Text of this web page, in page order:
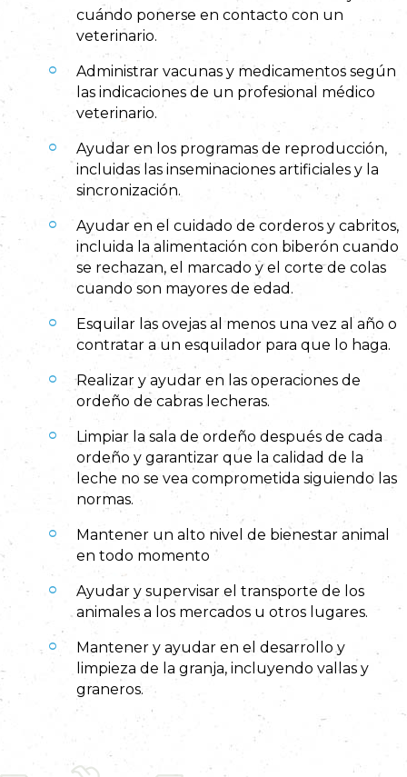
cuándo ponerse en contacto con un
veterinario.
Administrar vacunas y medicamentos según
las indicaciones de un profesional médico
veterinario.
Ayudar en los programas de reproducción,
incluidas las inseminaciones artificiales y la
sincronización.
Ayudar en el cuidado de corderos y cabritos,
incluida la alimentación con biberón cuando
se rechazan, el marcado y el corte de colas
cuando son mayores de edad.
Esquilar las ovejas al menos una vez al año o
contratar a un esquilador para que lo haga.
Realizar y ayudar en las operaciones de
ordeño de cabras lecheras.
Limpiar la sala de ordeño después de cada
ordeño y garantizar que la calidad de la
leche no se vea comprometida siguiendo las
normas.
Mantener un alto nivel de bienestar animal
en todo momento
Ayudar y supervisar el transporte de los
animales a los mercados u otros lugares.
Mantener y ayudar en el desarrollo y
limpieza de la granja, incluyendo vallas y
graneros.